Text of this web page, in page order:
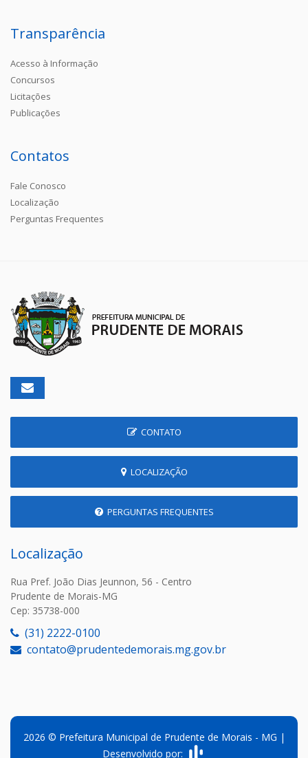
Transparência
Acesso à Informação
Concursos
Licitações
Publicações
Contatos
Fale Conosco
Localização
Perguntas Frequentes
CONTATO
LOCALIZAÇÃO
PERGUNTAS FREQUENTES
Localização
Rua Pref. João Dias Jeunnon, 56 - Centro
Prudente de Morais-MG
Cep: 35738-000
(31) 2222-0100
contato@prudentedemorais.mg.gov.br
2026 © Prefeitura Municipal de Prudente de Morais - MG |
Desenvolvido por: